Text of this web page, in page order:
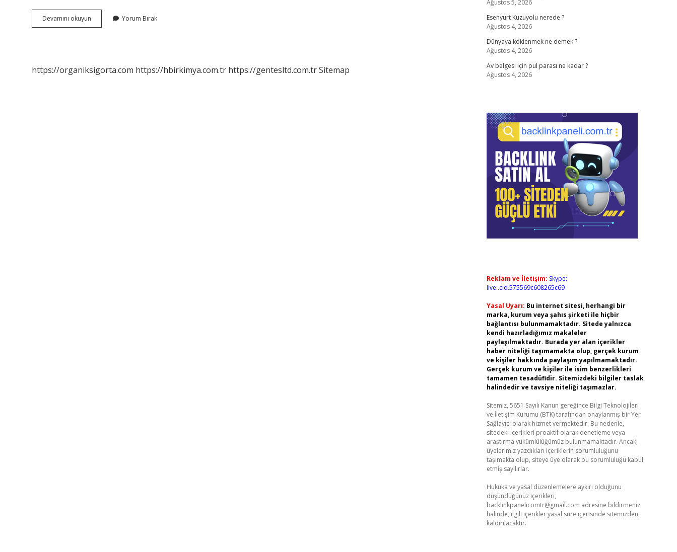
Devamını okuyun
Hukuku
Yorum Bırak
https://organiksigorta.com https://hbirkimya.com.tr https://gentesltd.com.trSitemap
Ağustos 5, 2026
Esenyurt Kuzuyolu nerede ?
Ağustos 4, 2026
Dünyaya köklenmek ne demek ?
Ağustos 4, 2026
Av belgesi için pul parası ne kadar ?
Ağustos 4, 2026
Reklam ve İletişim: Skype:
live:.cid.575569c608265c69
Yasal Uyarı: Bu internet sitesi, herhangi bir
marka, kurum veya şahıs şirketi ile hiçbir
bağlantısı bulunmamaktadır. Sitede yalnızca
kendi hazırladığımız makaleler
paylaşılmaktadır. Burada yer alan içerikler
haber niteliği taşımamakta olup, gerçek kurum
ve kişiler hakkında paylaşım yapılmamaktadır.
Gerçek kurum ve kişiler ile isim benzerlikleri
tamamen tesadüfidir. Sitemizdeki bilgiler taslak
halindedir ve tavsiye niteliği taşımazlar.
Sitemiz, 5651 Sayılı Kanun gereğince Bilgi Teknolojileri
ve İletişim Kurumu (BTK) tarafından onaylanmış bir Yer
Sağlayıcı olarak hizmet vermektedir. Bu nedenle,
sitedeki içerikleri proaktif olarak denetleme veya
araştırma yükümlülüğümüz bulunmamaktadır. Ancak,
üyelerimiz yazdıkları içeriklerin sorumluluğunu
taşımakta olup, siteye üye olarak bu sorumluluğu kabul
etmiş sayılırlar.
Hukuka ve yasal düzenlemelere aykırı olduğunu
düşündüğünüz içerikleri,
backlinkpanelicomtr@gmail.com adresine bildirmeniz
halinde, ilgili içerikler yasal süre içerisinde sitemizden
kaldırılacaktır.